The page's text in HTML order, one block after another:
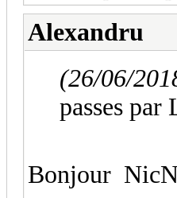
Alexandru
(26/06/
passes
Bonjour